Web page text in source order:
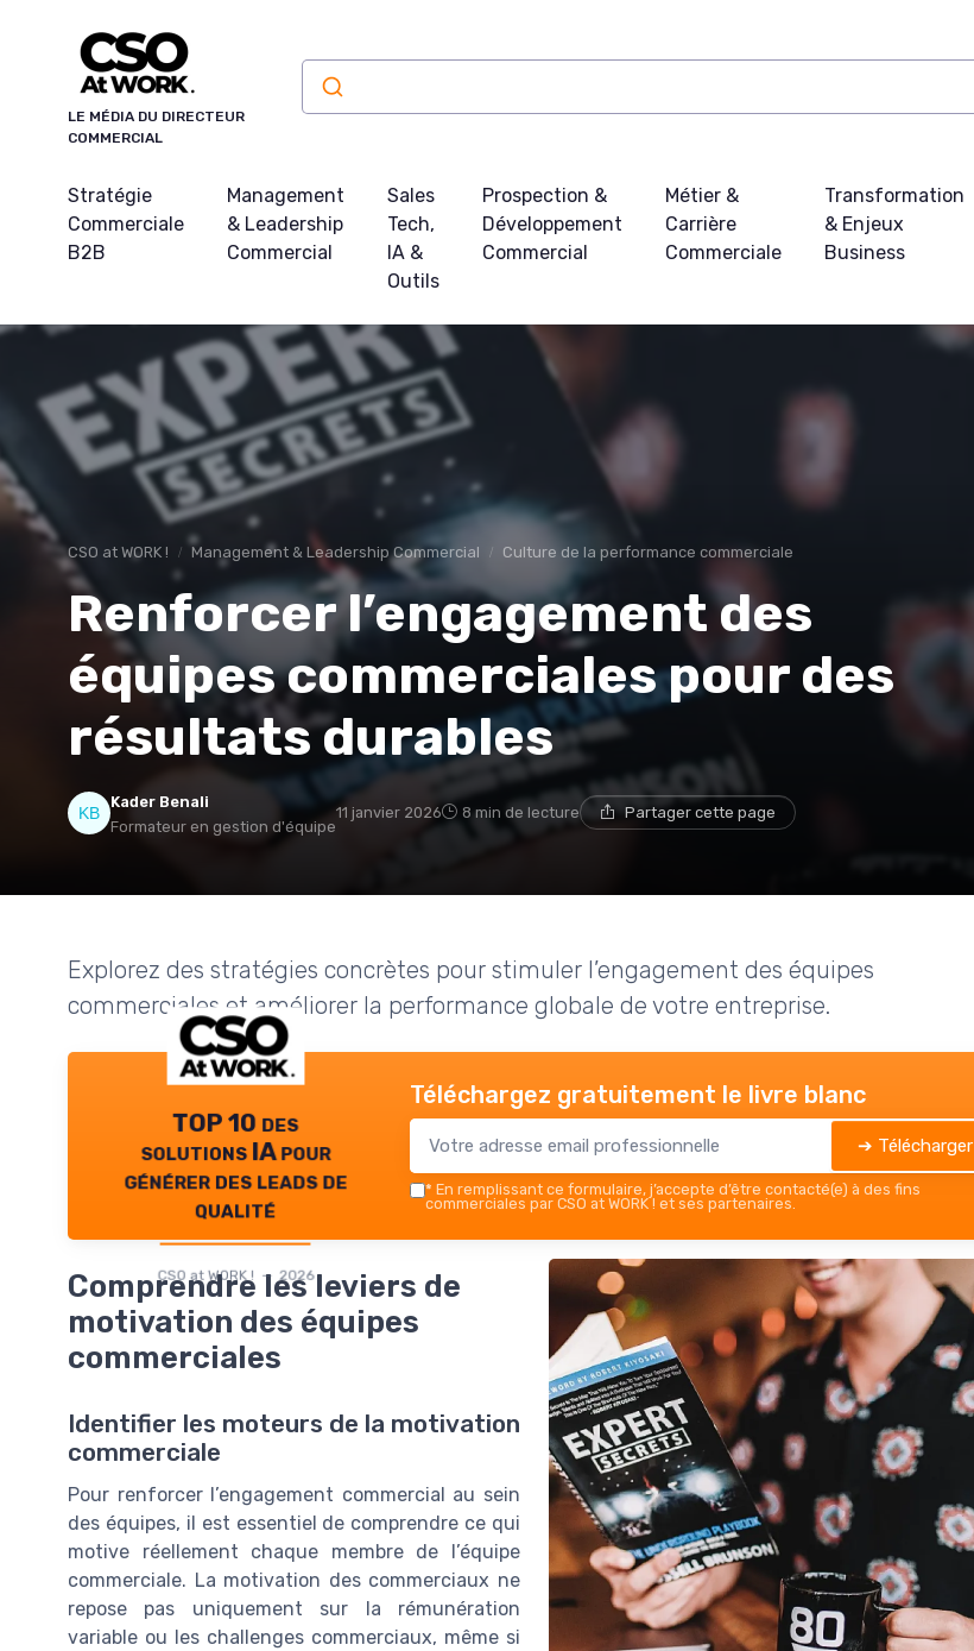
LE MÉDIA DU DIRECTEUR
COMMERCIAL
Stratégie
Commerciale
B2B
Management
& Leadership
Commercial
Sales
Tech,
IA &
Outils
Prospection &
Développement
Commercial
Métier &
Carrière
Commerciale
Transformation
& Enjeux
Business
CSO at WORK ! Management & Leadership Commercial Culture de la performance commerciale
Renforcer l’engagement des
équipes commerciales pour des
résultats durables
Kader Benali
Formateur en gestion d'équipe
11 janvier 2026 8 min de lecture Partager cette page
Explorez des stratégies concrètes pour stimuler l’engagement des équipes
commerciales et améliorer la performance globale de votre entreprise.
TOP 10 des
solutions IA pour
générer des leads de
qualité
CSO at WORK ! — 2026
Téléchargez gratuitement le livre blanc
➔ Télécharger
* En remplissant ce formulaire, j’accepte d’être contacté(e) à des fins
commerciales par CSO at WORK ! et ses partenaires.
Comprendre les leviers de
motivation des équipes
commerciales
Identifier les moteurs de la motivation
commerciale
Pour renforcer l’engagement commercial au sein
des équipes, il est essentiel de comprendre ce qui
motive réellement chaque membre de l’équipe
commerciale. La motivation des commerciaux ne
repose pas uniquement sur la rémunération
variable ou les challenges commerciaux, même si